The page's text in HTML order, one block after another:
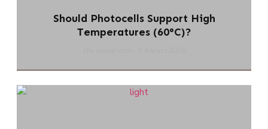
Should Photocells Support High
Temperatures (60°C)?